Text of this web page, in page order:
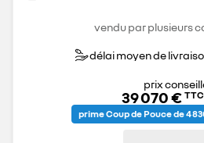
vendu par plusieurs
délai moyen de
prix
39 070 € TTC
prime Coup de Pouce de 4